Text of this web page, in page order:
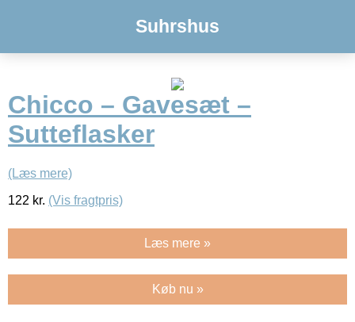
Suhrshus
Chicco – Gavesæt –
Sutteflasker
(Læs mere)
122 kr. (Vis fragtpris)
Læs mere »
Køb nu »